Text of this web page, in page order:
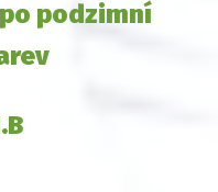
podzimní